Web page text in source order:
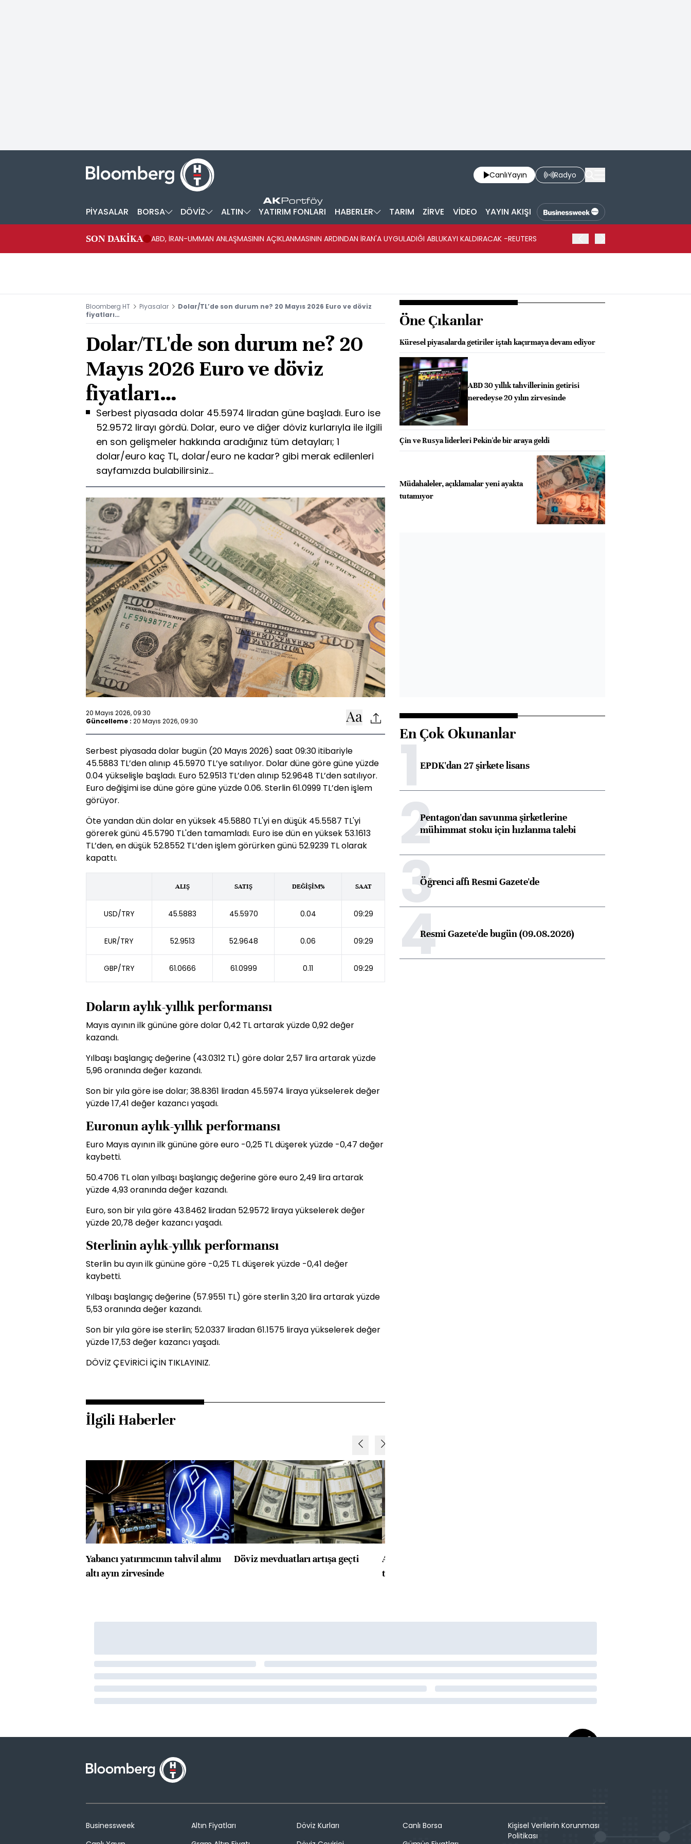
CanlıYayın Radyo
PİYASALAR BORSA DÖVİZ ALTIN YATIRIM FONLARI HABERLER TARIM ZİRVE VİDEO YAYIN AKIŞI
SON DAKİKA ABD, İRAN-UMMAN ANLAŞMASININ AÇIKLANMASININ ARDINDAN İRAN'A UYGULADIĞI ABLUKAYI KALDIRACAK -REUTERS
Bloomberg HT Piyasalar
Dolar/TL’de son durum ne? 20 Mayıs 2026 Euro ve döviz
fiyatları…
Dolar/TL'de son durum ne? 20
Mayıs 2026 Euro ve döviz
fiyatları…
Serbest piyasada dolar 45.5974 liradan güne başladı. Euro ise
52.9572 lirayı gördü. Dolar, euro ve diğer döviz kurlarıyla ile ilgili
en son gelişmeler hakkında aradığınız tüm detayları; 1
dolar/euro kaç TL, dolar/euro ne kadar? gibi merak edilenleri
sayfamızda bulabilirsiniz...
20 Mayıs 2026, 09:30
Güncelleme : 20 Mayıs 2026, 09:30
Serbest piyasada dolar bugün (20 Mayıs 2026) saat 09:30 itibariyle
45.5883 TL’den alınıp 45.5970 TL’ye satılıyor. Dolar düne göre güne yüzde
0.04 yükselişle başladı. Euro 52.9513 TL’den alınıp 52.9648 TL’den satılıyor.
Euro değişimi ise düne göre güne yüzde 0.06. Sterlin 61.0999 TL’den işlem
görüyor.
Öte yandan dün dolar en yüksek 45.5880 TL'yi en düşük 45.5587 TL'yi
görerek günü 45.5790 TL'den tamamladı. Euro ise dün en yüksek 53.1613
TL’den, en düşük 52.8552 TL’den işlem görürken günü 52.9239 TL olarak
kapattı.
ALIŞ SATIŞ DEĞİŞİM% SAAT
USD/TRY 45.5883 45.5970 0.04 09:29
EUR/TRY 52.9513 52.9648 0.06 09:29
GBP/TRY 61.0666 61.0999 0.11 09:29
Doların aylık-yıllık performansı
Mayıs ayının ilk gününe göre dolar 0,42 TL artarak yüzde 0,92 değer
kazandı.
Yılbaşı başlangıç değerine (43.0312 TL) göre dolar 2,57 lira artarak yüzde
5,96 oranında değer kazandı.
Son bir yıla göre ise dolar; 38.8361 liradan 45.5974 liraya yükselerek değer
yüzde 17,41 değer kazancı yaşadı.
Euronun aylık-yıllık performansı
Euro Mayıs ayının ilk gününe göre euro -0,25 TL düşerek yüzde -0,47 değer
kaybetti.
50.4706 TL olan yılbaşı başlangıç değerine göre euro 2,49 lira artarak
yüzde 4,93 oranında değer kazandı.
Euro, son bir yıla göre 43.8462 liradan 52.9572 liraya yükselerek değer
yüzde 20,78 değer kazancı yaşadı.
Sterlinin aylık-yıllık performansı
Sterlin bu ayın ilk gününe göre -0,25 TL düşerek yüzde -0,41 değer
kaybetti.
Yılbaşı başlangıç değerine (57.9551 TL) göre sterlin 3,20 lira artarak yüzde
5,53 oranında değer kazandı.
Son bir yıla göre ise sterlin; 52.0337 liradan 61.1575 liraya yükselerek değer
yüzde 17,53 değer kazancı yaşadı.
DÖVİZ ÇEVİRİCİ İÇİN TIKLAYINIZ.
İlgili Haberler
Yabancı yatırımcının tahvil alımı
altı ayın zirvesinde
Döviz mevduatları artışa geçti
ABD'de konut başlangıçları
toparlandı
Öne Çıkanlar
Küresel piyasalarda getiriler iştah kaçırmaya devam ediyor
ABD 30 yıllık tahvillerinin getirisi
neredeyse 20 yılın zirvesinde
Çin ve Rusya liderleri Pekin'de bir araya geldi
Müdahaleler, açıklamalar yeni ayakta
tutamıyor
En Çok Okunanlar
1EPDK'dan 27 şirkete lisans
2Pentagon'dan savunma şirketlerine
mühimmat stoku için hızlanma talebi
3Öğrenci affı Resmi Gazete'de
4Resmi Gazete'de bugün (09.08.2026)
Businessweek
Altın Fiyatları
Döviz Kurları
Canlı Borsa
Kişisel Verilerin Korunması
Politikası